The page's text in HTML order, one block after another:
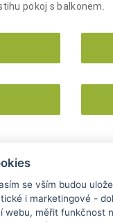
pokoj s balkonem.
info@hotelmaxant.cz
se vším budou
i marketingové -
webu, měřit funkčnost